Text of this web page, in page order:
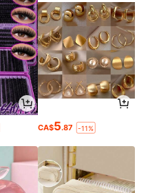
CA$5.87 -11%